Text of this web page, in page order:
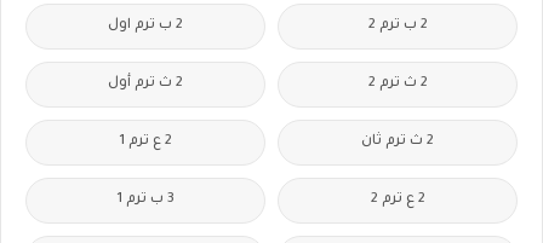
2 ب ترم 2 2 ب ترم اول
2 ث ترم 2 2 ث ترم أول
2 ث ترم ثان 2 ع ترم 1
2 ع ترم 2 3 ب ترم 1